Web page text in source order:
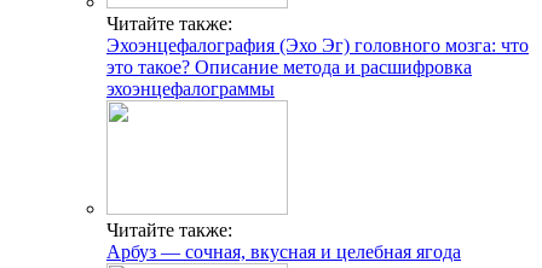
Читайте также:
Эхоэнцефалография (Эхо Эг) головного мозга: что
это такое? Описание метода и расшифровка
эхоэнцефалограммы
Читайте также:
Арбуз — сочная, вкусная и целебная ягода